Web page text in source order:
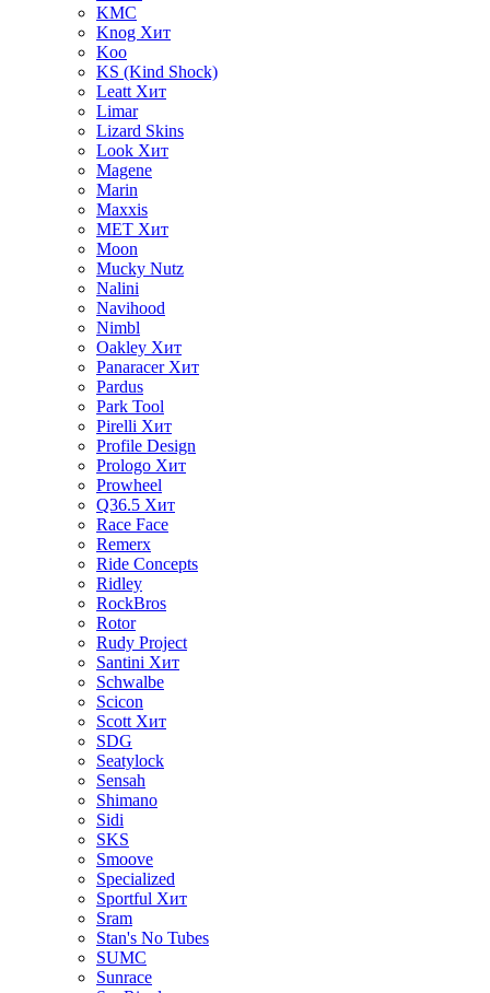
KMC
Knog Хит
Koo
KS (Kind Shock)
Leatt Хит
Limar
Lizard Skins
Look Хит
Magene
Marin
Maxxis
MET Хит
Moon
Mucky Nutz
Nalini
Navihood
Nimbl
Oakley Хит
Panaracer Хит
Pardus
Park Tool
Pirelli Хит
Profile Design
Prologo Хит
Prowheel
Q36.5 Хит
Race Face
Remerx
Ride Concepts
Ridley
RockBros
Rotor
Rudy Project
Santini Хит
Schwalbe
Scicon
Scott Хит
SDG
Seatylock
Sensah
Shimano
Sidi
SKS
Smoove
Specialized
Sportful Хит
Sram
Stan's No Tubes
SUMC
Sunrace